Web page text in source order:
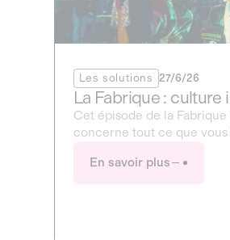
Les solutions 27/6/26
La Fabrique : culture
Cet épisode de la
concerne tout ce que vous
Fabrique ouvre en grand
En savoir plus